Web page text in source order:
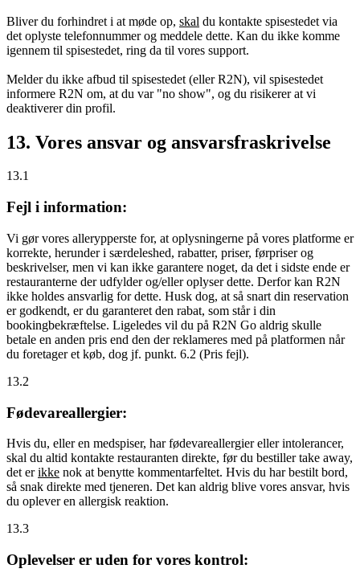
Bliver du forhindret i at møde op, skal du kontakte spisestedet via
det oplyste telefonnummer og meddele dette. Kan du ikke komme
igennem til spisestedet, ring da til vores support.
Melder du ikke afbud til spisestedet (eller R2N), vil spisestedet
informere R2N om, at du var "no show", og du risikerer at vi
deaktiverer din profil.
13. Vores ansvar og ansvarsfraskrivelse
13.1
Fejl i information:
Vi gør vores allerypperste for, at oplysningerne på vores platforme er
korrekte, herunder i særdeleshed, rabatter, priser, førpriser og
beskrivelser, men vi kan ikke garantere noget, da det i sidste ende er
restauranterne der udfylder og/eller oplyser dette. Derfor kan R2N
ikke holdes ansvarlig for dette. Husk dog, at så snart din reservation
er godkendt, er du garanteret den rabat, som står i din
bookingbekræftelse. Ligeledes vil du på R2N Go aldrig skulle
betale en anden pris end den der reklameres med på platformen når
du foretager et køb, dog jf. punkt. 6.2 (Pris fejl).
13.2
Fødevareallergier:
Hvis du, eller en medspiser, har fødevareallergier eller intolerancer,
skal du altid kontakte restauranten direkte, før du bestiller take away,
det erikke nok at benytte kommentarfeltet. Hvis du har bestilt bord,
så snak direkte med tjeneren. Det kan aldrig blive vores ansvar, hvis
du oplever en allergisk reaktion.
13.3
Oplevelser er uden for vores kontrol: